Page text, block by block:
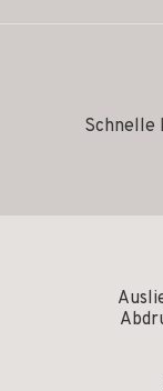
Schnelle